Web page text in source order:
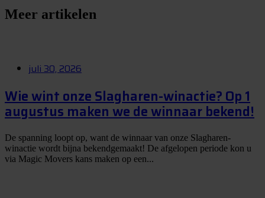
Meer artikelen
juli 30, 2026
Wie wint onze Slagharen-winactie? Op 1
augustus maken we de winnaar bekend!
De spanning loopt op, want de winnaar van onze Slagharen-
winactie wordt bijna bekendgemaakt! De afgelopen periode kon u
via Magic Movers kans maken op een...